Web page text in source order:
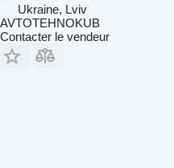
Ukraine, Lviv
AVTOTEHNOKUB
Contacter le vendeur